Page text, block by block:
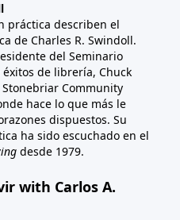
práctica describen el
de Charles R. Swindoll.
del Seminario
de librería, Chuck
Community
hace lo que más le
dispuestos. Su
ha sido escuchado en el
desde 1979.
with Carlos A.